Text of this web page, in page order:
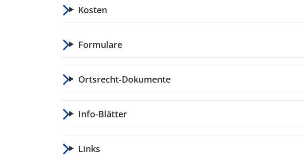
Kosten
Formulare
Ortsrecht-Dokumente
Info-Blätter
Links